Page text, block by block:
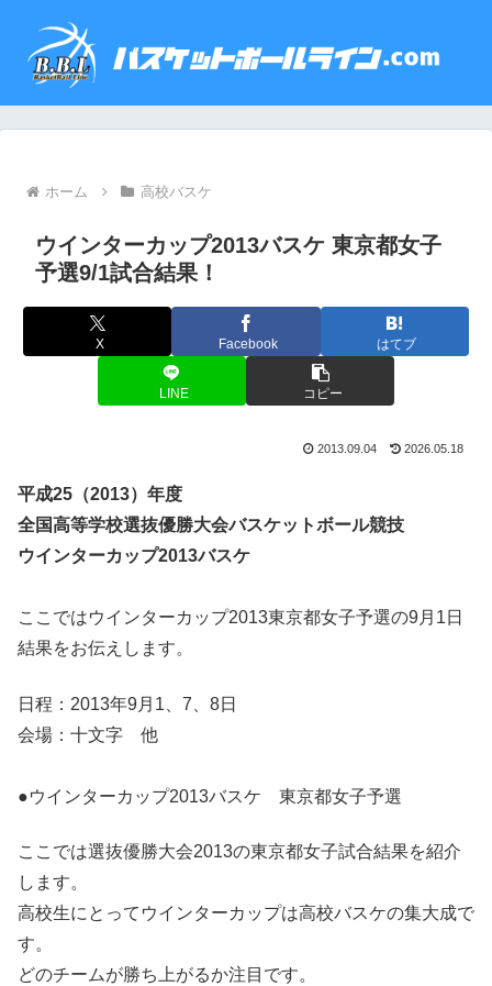
ホーム 高校バスケ
ウインターカップ2013バスケ 東京都女子
予選9/1試合結果！
X Facebook はてブ
LINE コピー
2013.09.04 2026.05.18
平成25（2013）年度
全国高等学校選抜優勝大会バスケットボール競技
ウインターカップ2013バスケ
ここではウインターカップ2013東京都女子予選の9月1日
結果をお伝えします。
日程：2013年9月1、7、8日
会場：十文字 他
●ウインターカップ2013バスケ 東京都女子予選
ここでは選抜優勝大会2013の東京都女子試合結果を紹介
します。
高校生にとってウインターカップは高校バスケの集大成で
す。
どのチームが勝ち上がるか注目です。